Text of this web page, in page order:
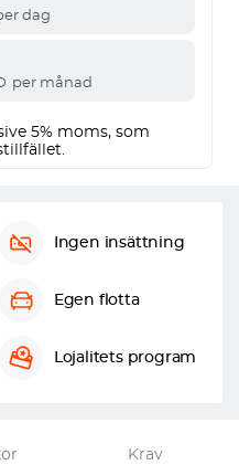
dag
per månad
5% moms, som
Ingen insättning
Egen flotta
Lojalitets program
Krav